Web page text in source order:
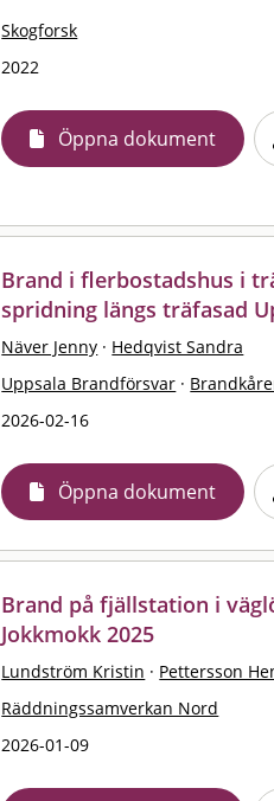
Skogforsk
2022
Öppna dokument
Brand i flerbostadshus i
spridning längs träfasad
Näver Jenny · Hedqvist Sandra
Uppsala Brandförsvar ·
2026-02-16
Öppna dokument
Brand på fjällstation i
Jokkmokk 2025
Lundström Kristin · Pettersson
Räddningssamverkan Nord
2026-01-09